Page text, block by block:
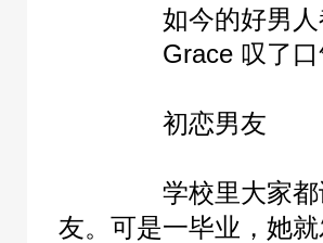
如今的好男人都
Grace 叹了口气
初恋男友
学校里大家都谈恋
友。可是一毕业，她